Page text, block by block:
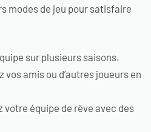
modes de jeu pour satisfaire
sur plusieurs saisons.
vos amis ou d’autres joueurs en
votre équipe de rêve avec des